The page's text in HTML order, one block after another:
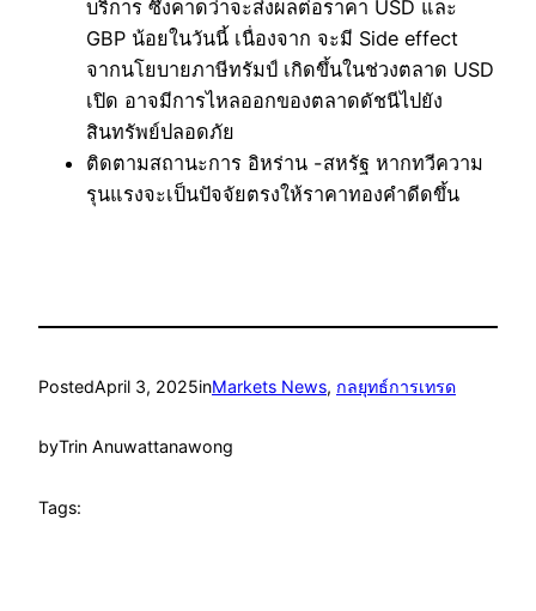
บริการ ซึ่งคาดว่าจะส่งผลต่อราคา USD และ
GBP น้อยในวันนี้ เนื่องจาก จะมี Side effect
จากนโยบายภาษีทรัมป์ เกิดขึ้นในช่วงตลาด USD
เปิด อาจมีการไหลออกของตลาดดัชนีไปยัง
สินทรัพย์ปลอดภัย
ติดตามสถานะการ อิหร่าน -สหรัฐ หากทวีความ
รุนแรงจะเป็นปัจจัยตรงให้ราคาทองคำดีดขึ้น
PostedApril 3, 2025inMarkets News, กลยุทธ์การเทรด
byTrin Anuwattanawong
Tags: